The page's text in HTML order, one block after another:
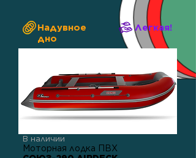
Надувное
дно
Легкая!
В наличии
Моторная лодка ПВХ